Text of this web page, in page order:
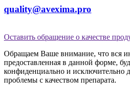
quality@avexima.pro
Оставить обращение о качестве
Обращаем Ваше внимание, что вся
предоставленная в данной форме,
конфиденциально и исключительно
проблемы с качеством препарата.